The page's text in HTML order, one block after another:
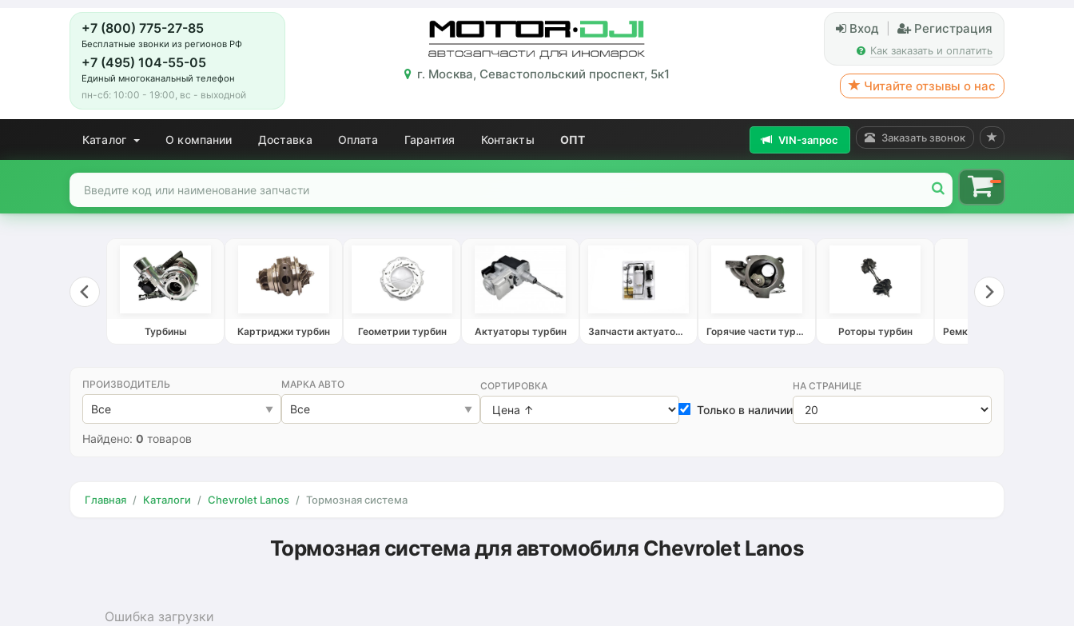
+7 (800) 775-27-85
Бесплатные звонки из регионов РФ
+7 (495) 104-55-05
Единый многоканальный телефон
пн-сб: 10:00 - 19:00, вс - выходной
г. Москва, Севастопольский проспект, 5к1
Вход Регистрация
Как заказать и оплатить
Читайте отзывы о нас
Каталог О компании Доставка Оплата Гарантия Контакты ОПТ Заказать звонок
VIN-запрос
Турбины Картриджи турбин Геометрии турбин Актуаторы турбин Запчасти актуаторов турбин Горячие части турбин Роторы турбин
ПРОИЗВОДИТЕЛЬ
Все
МАРКА АВТО
Все
СОРТИРОВКА
Только в наличии
НА СТРАНИЦЕ
Найдено: 0 товаров
Главная Каталоги Chevrolet Lanos Тормозная система
Тормозная система для автомобиля Chevrolet Lanos
Ошибка загрузки